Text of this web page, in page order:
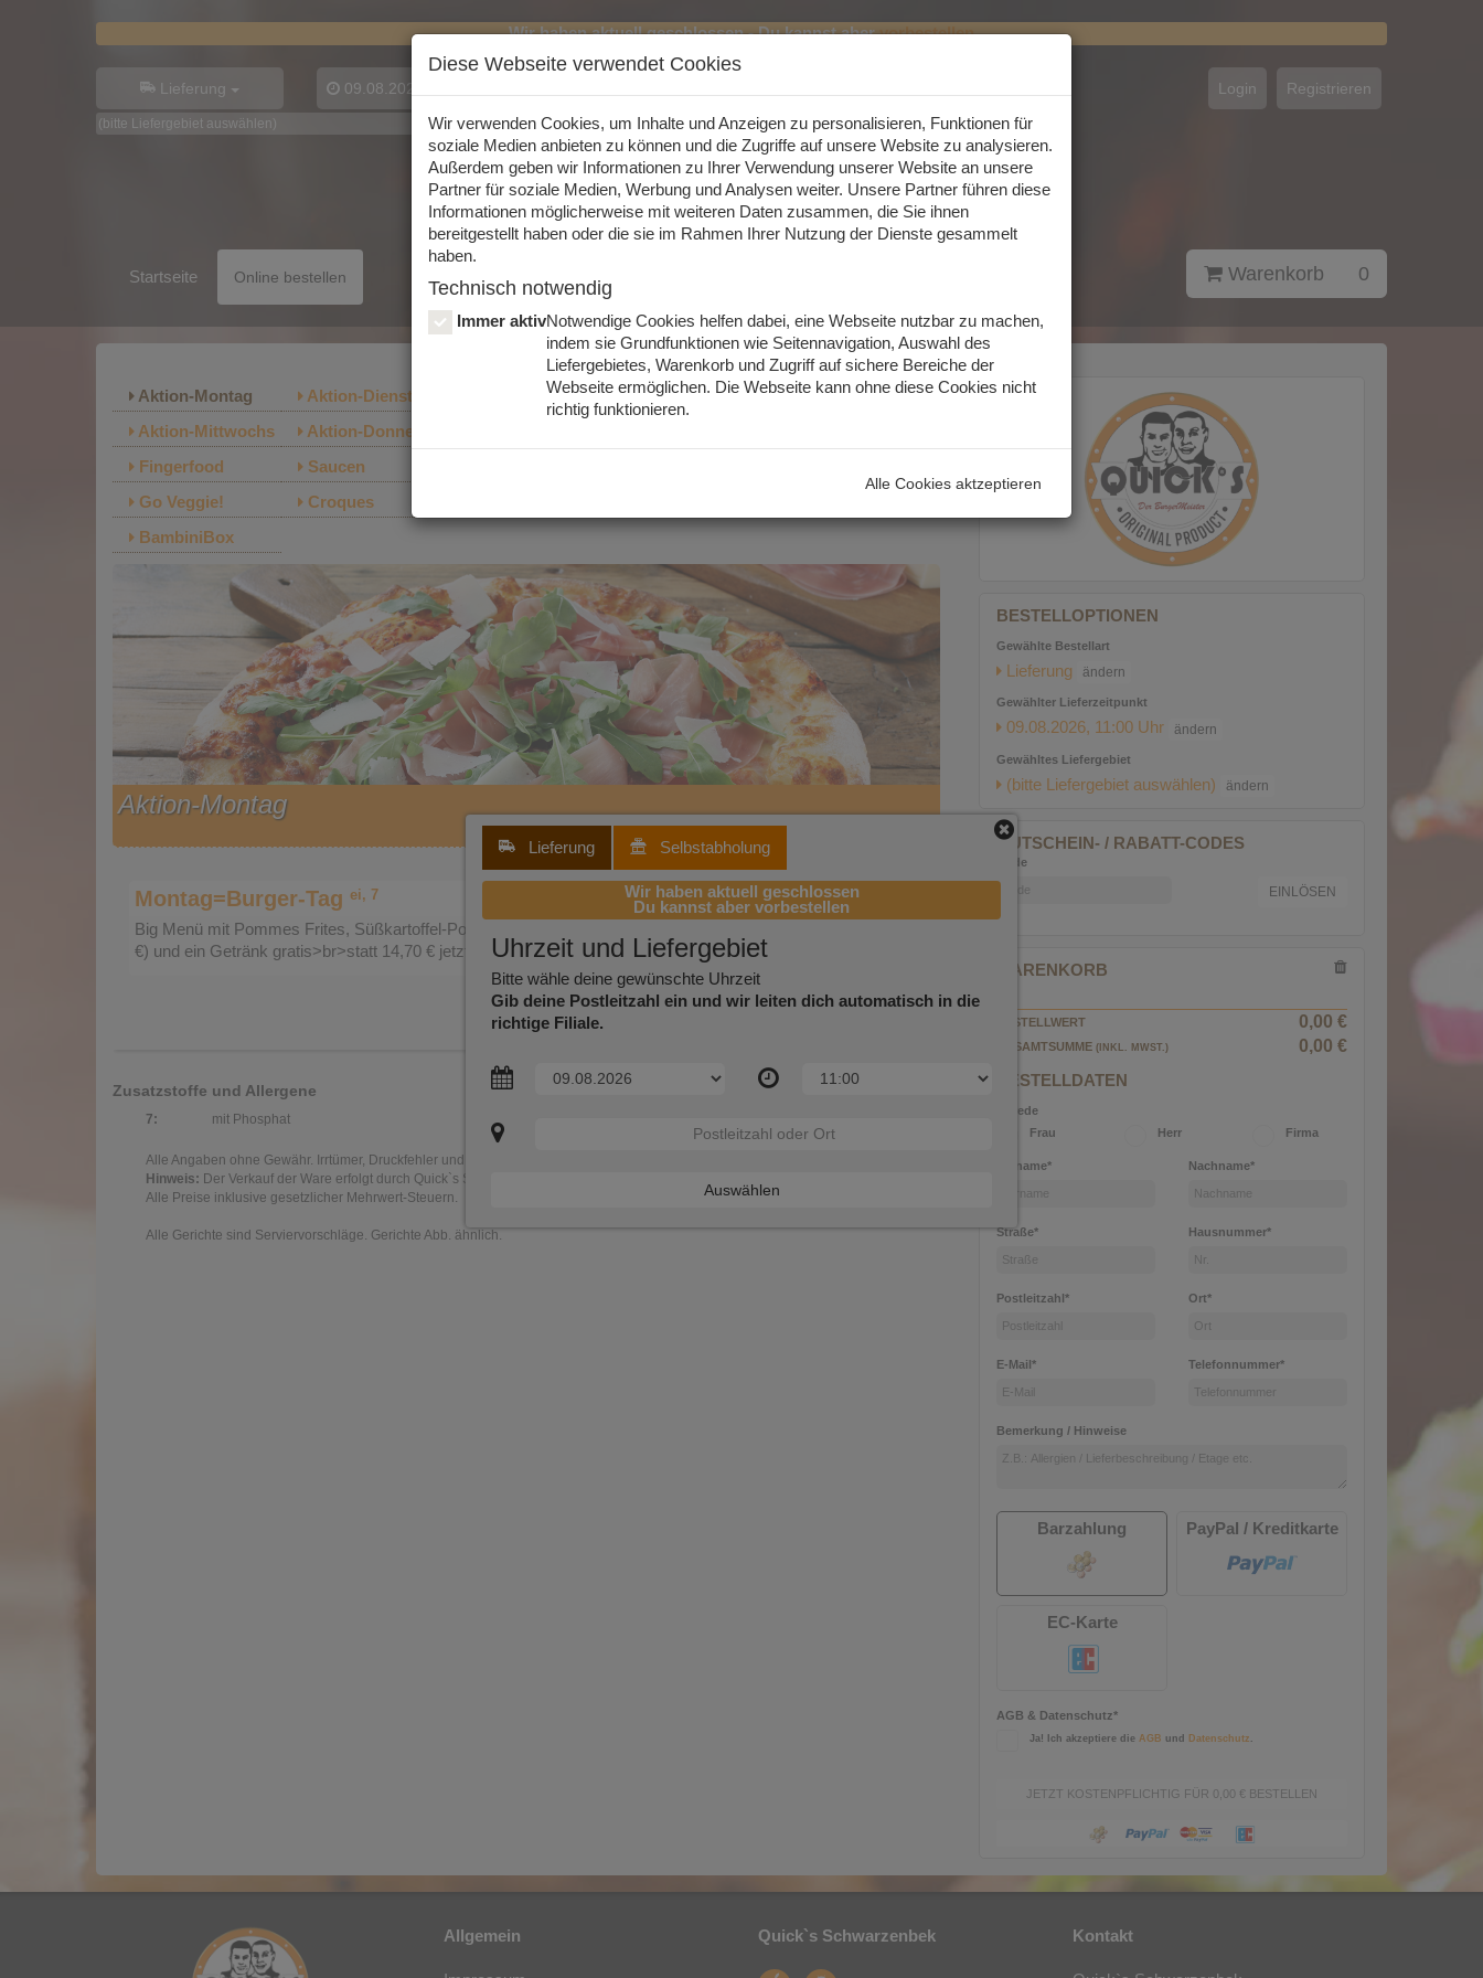
Wir haben aktuell geschlossen- Du kannst abervorbestellen
Lieferung 09.08.2026, 11:00
(bitte Liefergebiet auswählen)
Login Registrieren
Warenkorb 0
Startseite Online bestellen
Lieferung Selbstabholung
Wir haben aktuell geschlossen
Du kannst aber vorbestellen
Uhrzeit und Liefergebiet
Bitte wähle deine gewünschte Uhrzeit
Gib deine Postleitzahl ein und wir leiten dich automatisch in die
richtige Filiale.
Auswählen
Diese Webseite verwendet Cookies
Wir verwenden Cookies, um Inhalte und Anzeigen zu personalisieren, Funktionen für
soziale Medien anbieten zu können und die Zugriffe auf unsere Website zu analysieren.
Außerdem geben wir Informationen zu Ihrer Verwendung unserer Website an unsere
Partner für soziale Medien, Werbung und Analysen weiter. Unsere Partner führen diese
Informationen möglicherweise mit weiteren Daten zusammen, die Sie ihnen
bereitgestellt haben oder die sie im Rahmen Ihrer Nutzung der Dienste gesammelt
haben.
Technisch notwendig
Immer aktivNotwendige Cookies helfen dabei, eine Webseite nutzbar zu machen,
indem sie Grundfunktionen wie Seitennavigation, Auswahl des
Liefergebietes, Warenkorb und Zugriff auf sichere Bereiche der
Webseite ermöglichen. Die Webseite kann ohne diese Cookies nicht
richtig funktionieren.
Alle Cookies aktzeptieren
Aktion-Montag Aktion-Dienstags Beilagen
Salate
Aktion-Mittwochs
Aktion-Donnerstag
Fingerfood
Saucen
Go Veggie!
Croques
BambiniBox
Aktion-Montag
Montag=Burger-Tag ei, 7
Big Menü mit Pommes Frites, Süßkartoffel-Pommes (+1,10 €), Kartoffelecken oder Twister-Pommes (+1,10
€) und ein Getränk gratis>br>statt 14,70 € jetzt 11,90 €
PORTION
Zusatzstoffe und Allergene
7: mit Phosphat
Alle Angaben ohne Gewähr. Irrtümer, Druckfehler und Preisänderungen vorbehalten.
Hinweis: Der Verkauf der Ware erfolgt durch Quick`s Schwarzenbek
Alle Preise inklusive gesetzlicher Mehrwert-Steuern.
Alle Gerichte sind Serviervorschläge. Gerichte Abb. ähnlich.
BESTELLOPTIONEN
Gewählte Bestellart
Lieferung ändern
Gewählter Lieferzeitpunkt
09.08.2026, 11:00 Uhr ändern
Gewähltes Liefergebiet
(bitte Liefergebiet auswählen) ändern
GUTSCHEIN- / RABATT-CODES
Code
EINLÖSEN
WARENKORB
BESTELLWERT 0,00 €
GESAMTSUMME (INKL. MWST.) 0,00 €
BESTELLDATEN
Anrede
Frau
Herr Firma
Vorname* Nachname*
Straße* Hausnummer*
Postleitzahl* Ort*
E-Mail* Telefonnummer*
Bemerkung / Hinweise
Barzahlung PayPal / Kreditkarte
EC-Karte
AGB & Datenschutz*
Ja! Ich akzeptiere die AGB und Datenschutz
JETZT KOSTENPFLICHTIG FÜR 0,00 € BESTELLEN
Allgemein Quick`s Schwarzenbek Kontakt